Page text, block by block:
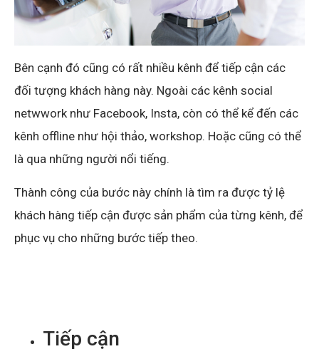
Bên cạnh đó cũng có rất nhiều kênh để tiếp cận các
đối tượng khách hàng này. Ngoài các kênh social
netwwork như Facebook, Insta, còn có thể kể đến các
kênh offline như hội thảo, workshop. Hoặc cũng có thể
là qua những người nổi tiếng.
Thành công của bước này chính là tìm ra được tỷ lệ
khách hàng tiếp cận được sản phẩm của từng kênh, để
phục vụ cho những bước tiếp theo.
Tiếp cận